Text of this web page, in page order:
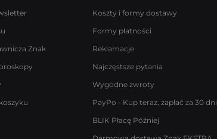
Znak
Koszty i formy dostawy
Formy płatności
Reklamacje
Najczęstsze pytania
Wygodne zwroty
PayPo - Kup teraz, zapłać za 30 dni
BLIK Płacę Później